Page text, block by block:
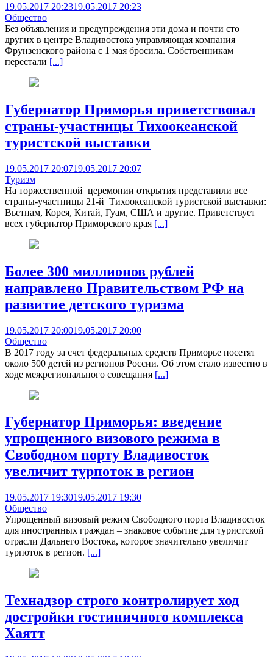
19.05.2017 20:2319.05.2017 20:23
Общество
Без объявления и предупреждения эти дома и почти сто
других в центре Владивостока управляющая компания
Фрунзенского района с 1 мая бросила. Собственникам
перестали [...]
Губернатор Приморья приветствовал
страны-участницы Тихоокеанской
туристской выставки
19.05.2017 20:0719.05.2017 20:07
Туризм
На торжественной церемонии открытия представили все
страны-участницы 21-й Тихоокеанской туристской выставки:
Вьетнам, Корея, Китай, Гуам, США и другие. Приветствует
всех губернатор Приморского края [...]
Более 300 миллионов рублей
направлено Правительством РФ на
развитие детского туризма
19.05.2017 20:0019.05.2017 20:00
Общество
В 2017 году за счет федеральных средств Приморье посетят
около 500 детей из регионов России. Об этом стало известно в
ходе межрегионального совещания [...]
Губернатор Приморья: введение
упрощенного визового режима в
Свободном порту Владивосток
увеличит турпоток в регион
19.05.2017 19:3019.05.2017 19:30
Общество
Упрощенный визовый режим Свободного порта Владивосток
для иностранных граждан – знаковое событие для туристской
отрасли Дальнего Востока, которое значительно увеличит
турпоток в регион. [...]
Технадзор строго контролирует ход
достройки гостиничного комплекса
Хаятт